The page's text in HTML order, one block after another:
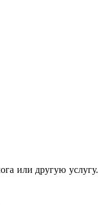
или другую услугу.